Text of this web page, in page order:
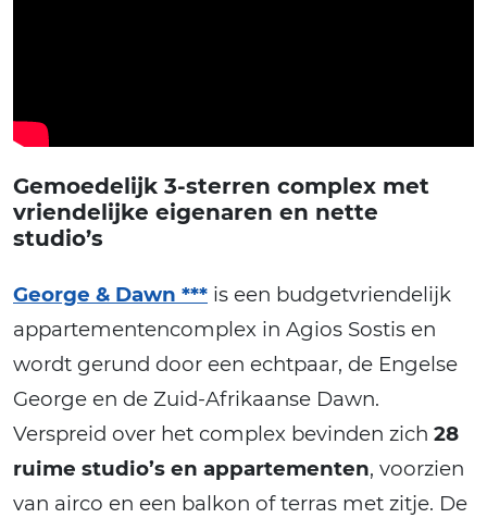
Gemoedelijk 3-sterren complex met
vriendelijke eigenaren en nette
studio’s
George & Dawn *** is een budgetvriendelijk
appartementencomplex in Agios Sostis en
wordt gerund door een echtpaar, de Engelse
George en de Zuid-Afrikaanse Dawn.
Verspreid over het complex bevinden zich 28
ruime studio’s en appartementen, voorzien
van airco en een balkon of terras met zitje. De